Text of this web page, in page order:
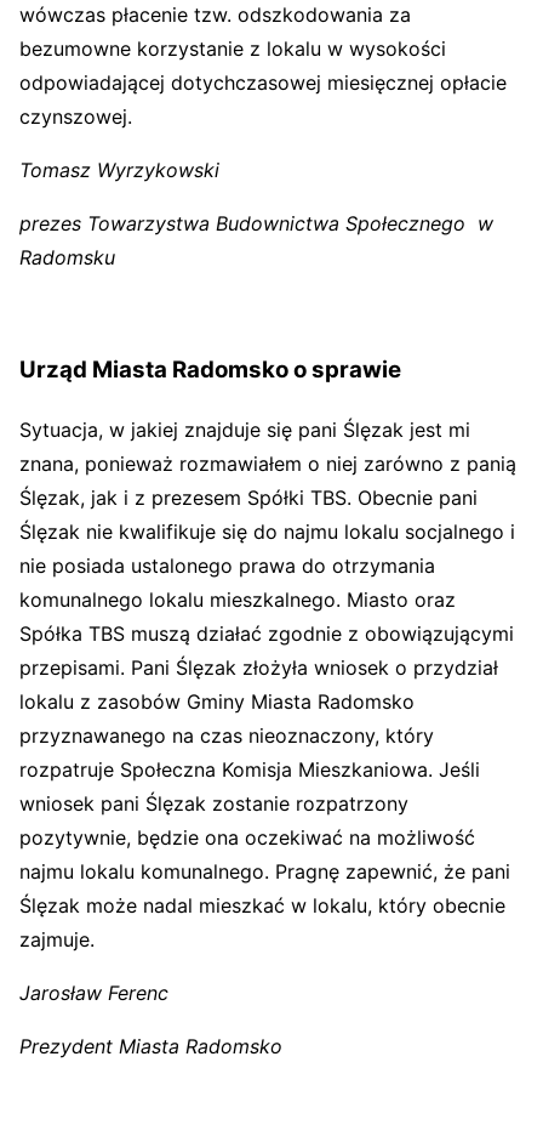
wówczas płacenie tzw. odszkodowania za
bezumowne korzystanie z lokalu w wysokości
odpowiadającej dotychczasowej miesięcznej opłacie
czynszowej.
Tomasz Wyrzykowski
prezes Towarzystwa Budownictwa Społecznego w
Radomsku
Urząd Miasta Radomsko o sprawie
Sytuacja, w jakiej znajduje się pani Ślęzak jest mi
znana, ponieważ rozmawiałem o niej zarówno z panią
Ślęzak, jak i z prezesem Spółki TBS. Obecnie pani
Ślęzak nie kwalifikuje się do najmu lokalu socjalnego i
nie posiada ustalonego prawa do otrzymania
komunalnego lokalu mieszkalnego. Miasto oraz
Spółka TBS muszą działać zgodnie z obowiązującymi
przepisami. Pani Ślęzak złożyła wniosek o przydział
lokalu z zasobów Gminy Miasta Radomsko
przyznawanego na czas nieoznaczony, który
rozpatruje Społeczna Komisja Mieszkaniowa. Jeśli
wniosek pani Ślęzak zostanie rozpatrzony
pozytywnie, będzie ona oczekiwać na możliwość
najmu lokalu komunalnego. Pragnę zapewnić, że pani
Ślęzak może nadal mieszkać w lokalu, który obecnie
zajmuje.
Jarosław Ferenc
Prezydent Miasta Radomsko